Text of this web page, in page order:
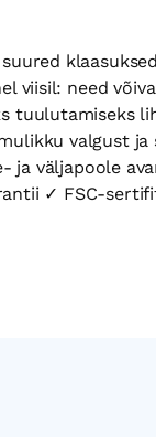
viisil: need
tuulutamiseks
valgust ja
ja väljapoole
✓ FSC-